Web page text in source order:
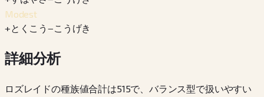
Modest
+とくこう−こうげき
詳細分析
ロズレイドの種族値合計は515で、バランス型で扱いやすい